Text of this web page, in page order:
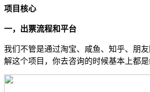
项目核心
一，出票流程和平台
我们不管是通过淘宝、咸鱼、知乎、朋
解这个项目，你去咨询的时候基本上都是